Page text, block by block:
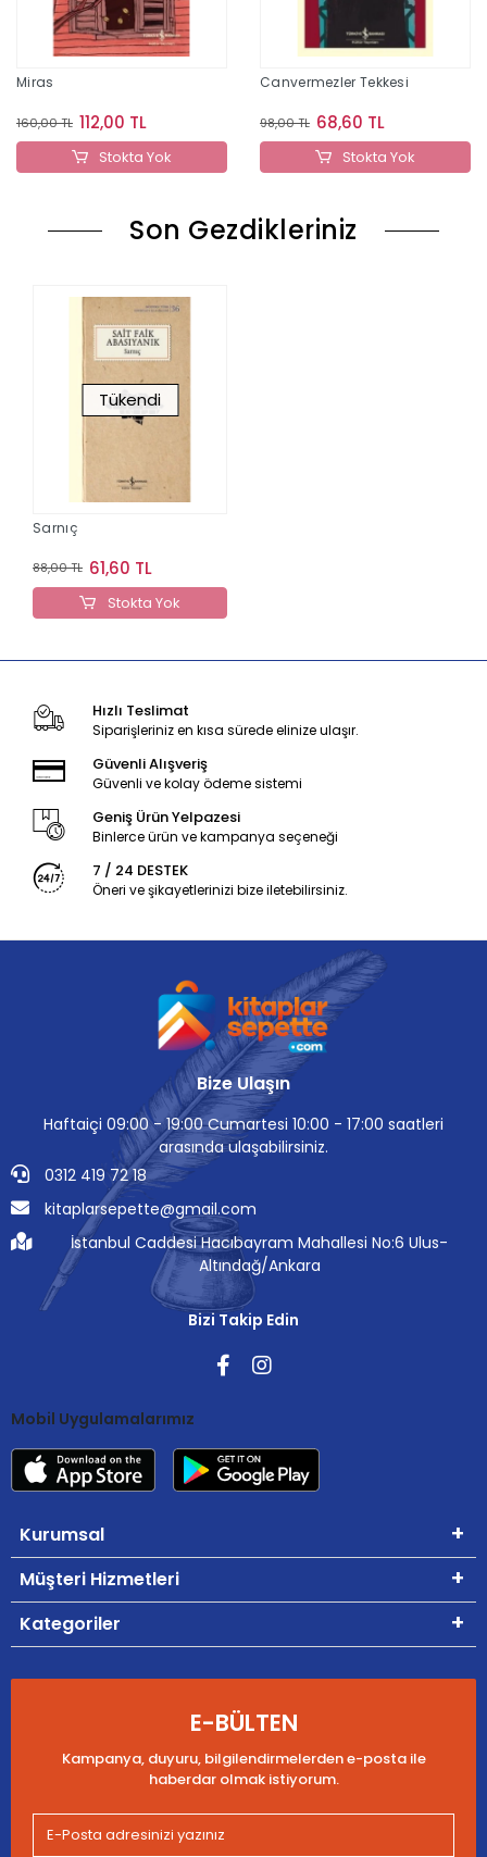
Miras
160,00 TL 112,00 TL
Stokta Yok
Canvermezler Tekkesi
98,00 TL 68,60 TL
Stokta Yok
Son Gezdikleriniz
Tükendi
Sarnıç
88,00 TL 61,60 TL
Stokta Yok
Hızlı Teslimat
Siparişleriniz en kısa sürede elinize ulaşır.
Güvenli Alışveriş
Güvenli ve kolay ödeme sistemi
Geniş Ürün Yelpazesi
Binlerce ürün ve kampanya seçeneği
7 / 24 DESTEK
Öneri ve şikayetlerinizi bize iletebilirsiniz.
Bize Ulaşın
Haftaiçi 09:00 - 19:00 Cumartesi 10:00 - 17:00 saatleri
arasında ulaşabilirsiniz.
0312 419 72 18
kitaplarsepette@gmail.com
İstanbul Caddesi Hacıbayram Mahallesi No:6 Ulus-
Altındağ/Ankara
Bizi Takip Edin
Mobil Uygulamalarımız
Kurumsal
Müşteri Hizmetleri
Kategoriler
E-BÜLTEN
Kampanya, duyuru, bilgilendirmelerden e-posta ile
haberdar olmak istiyorum.